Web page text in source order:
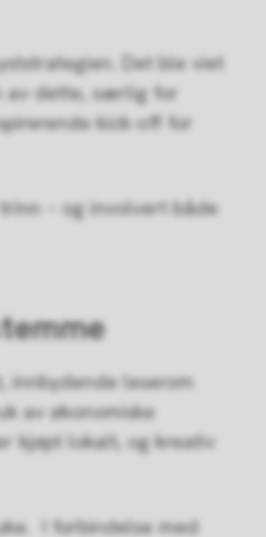
Det ble viet
av dette, særlig for
kick-off for
– og involvert både
innbydende leserom
av økonomiske
kjøpt lokalt, og kreativ
I forbindelse med